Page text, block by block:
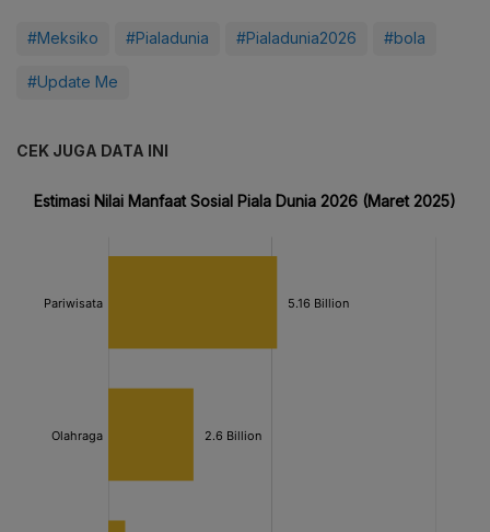
#Meksiko #Pialadunia #Pialadunia2026 #bola
#Update Me
CEK JUGA DATA INI